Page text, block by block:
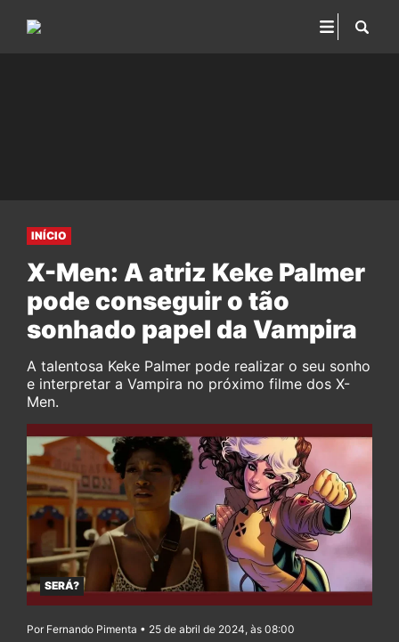
INÍCIO
X-Men: A atriz Keke Palmer
pode conseguir o tão
sonhado papel da Vampira
A talentosa Keke Palmer pode realizar o seu sonho
e interpretar a Vampira no próximo filme dos X-
Men.
SERÁ?
Por Fernando Pimenta • 25 de abril de 2024, às 08:00